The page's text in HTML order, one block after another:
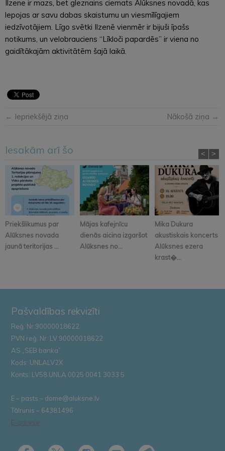
Ilzene ir mazs, bet gleznains ciemats Alūksnes novadā, kas
lepojas ar savu dabas skaistumu un viesmīlīgajiem
iedzīvotājiem. Līgo svētki Ilzenē vienmēr ir bijuši īpašs
notikums, un velobrauciens “Līkloči papardēs” ir viena no
gaidītākajām aktivitātēm šajā laikā.
← Iepriekšējā ziņa Nākošā ziņa →
Iesakām arī šo
Priekšlikumus par
Alūksnes novada
jaunā teritorijas ...
Mājas kafejnīcu
dienās aicina izgaršot
Alūksnes no...
Mika Dukura
akustiskais koncerts
Alūksnes ezera
krast�...
< >
Pašvaldības rekvizīti
Reģ. Nr.90000018622
PVN reģ. Nr. LV 90000018622
AS „SEB banka”
Kods: UNLALV2X
Konts: LV58 UNLA 0025 0041 3033 5
E – pasts – dome@aluksne.lv
Tālrunis – 64381496
E-adrese